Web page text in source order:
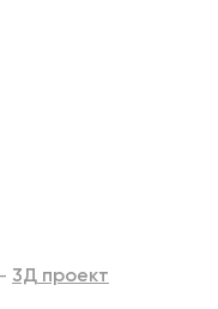
3Д проект